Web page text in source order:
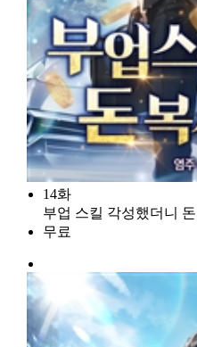
14화
부업 스킬 각성했더니
무료